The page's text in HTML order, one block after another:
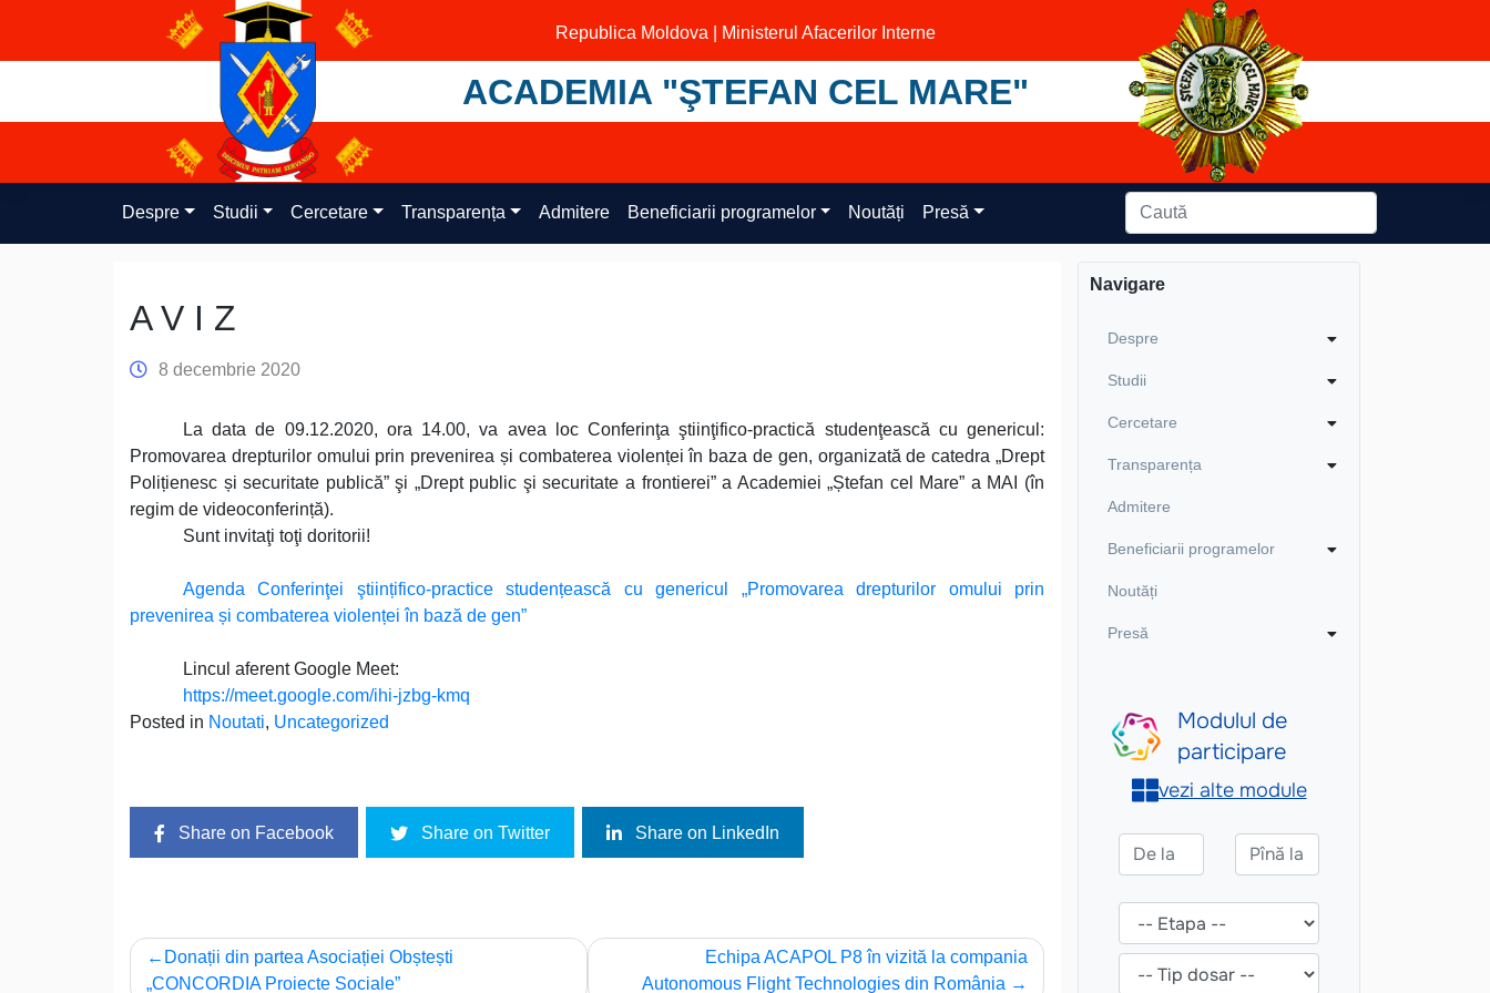
content
Republica Moldova | Ministerul Afacerilor Interne
ACADEMIA "ŞTEFAN CEL MARE"
Despre Studii Cercetare Transparența Admitere Beneficiarii programelor Noutăți Presă
A V I Z
8 decembrie 2020
La data de 09.12.2020, ora 14.00, va avea loc Conferinţa ştiinţifico-practică studenţească cu genericul:
Promovarea drepturilor omului prin prevenirea și combaterea violenței în baza de gen, organizată de catedra „Drept
Polițienesc și securitate publică” şi „Drept public şi securitate a frontierei” a Academiei „Ștefan cel Mare” a MAI (în
regim de videoconferință).
Sunt invitaţi toţi doritorii!
Agenda Conferinţei ştiințifico-practice studențească cu genericul „Promovarea drepturilor omului prin
prevenirea și combaterea violenței în bază de gen”
Lincul aferent Google Meet:
https://meet.google.com/ihi-jzbg-kmq
Posted in Noutati, Uncategorized
Share on Facebook Share on Twitter Share on LinkedIn
Navigare
Donații din partea Asociației Obștești
„CONCORDIA Proiecte Sociale”
Echipa ACAPOL P8 în vizită la compania
Autonomous Flight Technologies din România
Navigare
Despre
Studii
Cercetare
Transparența
Admitere
Beneficiarii programelor
Noutăți
Presă